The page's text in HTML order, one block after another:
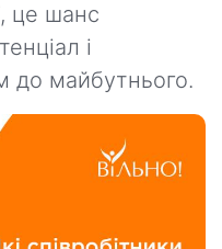
це шанс
і
до майбутнього.